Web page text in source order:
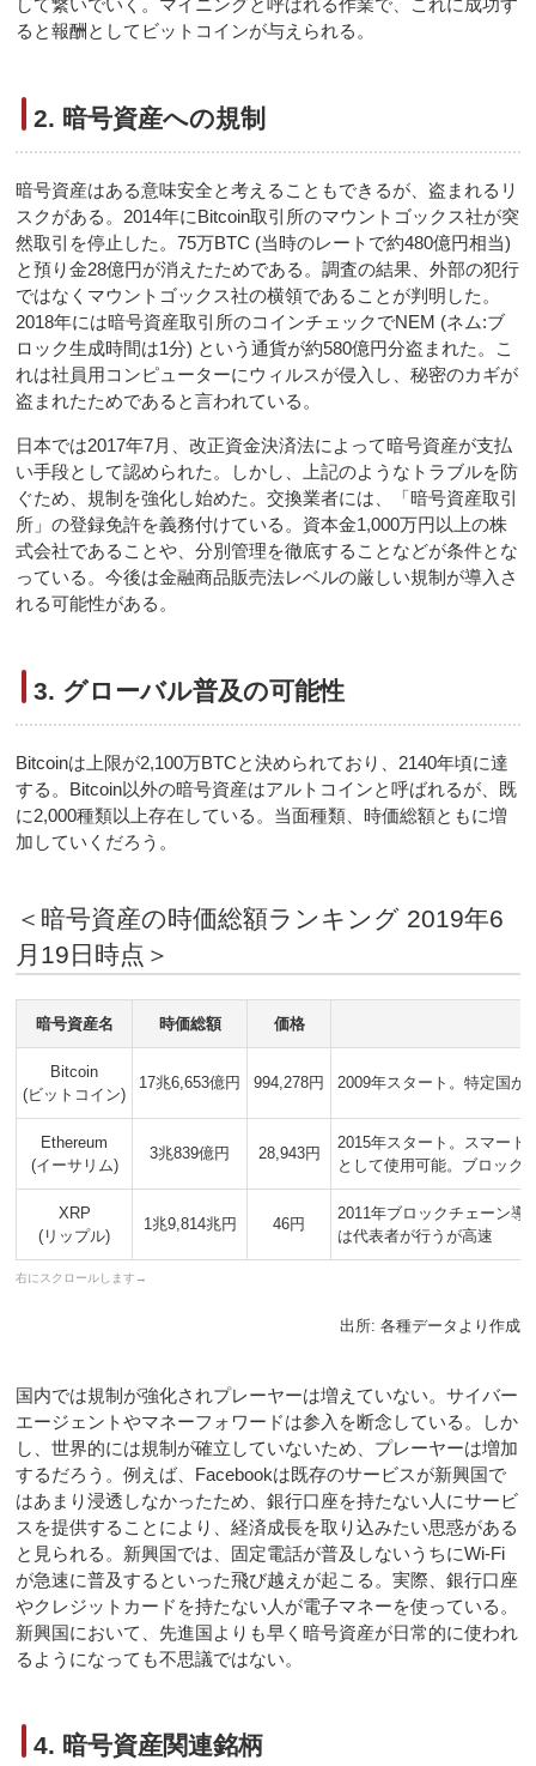
して繋いでいく。マイニングと呼ばれる作業で、これに成功す
ると報酬としてビットコインが与えられる。
2. 暗号資産への規制
暗号資産はある意味安全と考えることもできるが、盗まれるリ
スクがある。2014年にBitcoin取引所のマウントゴックス社が突
然取引を停止した。75万BTC (当時のレートで約480億円相当)
と預り金28億円が消えたためである。調査の結果、外部の犯行
ではなくマウントゴックス社の横領であることが判明した。
2018年には暗号資産取引所のコインチェックでNEM (ネム:ブ
ロック生成時間は1分) という通貨が約580億円分盗まれた。こ
れは社員用コンピューターにウィルスが侵入し、秘密のカギが
盗まれたためであると言われている。
日本では2017年7月、改正資金決済法によって暗号資産が支払
い手段として認められた。しかし、上記のようなトラブルを防
ぐため、規制を強化し始めた。交換業者には、「暗号資産取引
所」の登録免許を義務付けている。資本金1,000万円以上の株
式会社であることや、分別管理を徹底することなどが条件とな
っている。今後は金融商品販売法レベルの厳しい規制が導入さ
れる可能性がある。
3. グローバル普及の可能性
Bitcoinは上限が2,100万BTCと決められており、2140年頃に達
する。Bitcoin以外の暗号資産はアルトコインと呼ばれるが、既
に2,000種類以上存在している。当面種類、時価総額ともに増
加していくだろう。
＜暗号資産の時価総額ランキング 2019年6
月19日時点＞
暗号資産名 時価総額 価格
Bitcoin
(ビットコイン)
17兆6,653億円 994,278円 2009年スタート。特定国が
Ethereum
(イーサリム)
3兆839億円 28,943円
2015年スタート。スマート
として使用可能。ブロック
XRP
(リップル)
1兆9,814兆円 46円
2011年ブロックチェーン導
は代表者が行うが高速
出所: 各種データより作成
国内では規制が強化されプレーヤーは増えていない。サイバー
エージェントやマネーフォワードは参入を断念している。しか
し、世界的には規制が確立していないため、プレーヤーは増加
するだろう。例えば、Facebookは既存のサービスが新興国で
はあまり浸透しなかったため、銀行口座を持たない人にサービ
スを提供することにより、経済成長を取り込みたい思惑がある
と見られる。新興国では、固定電話が普及しないうちにWi-Fi
が急速に普及するといった飛び越えが起こる。実際、銀行口座
やクレジットカードを持たない人が電子マネーを使っている。
新興国において、先進国よりも早く暗号資産が日常的に使われ
るようになっても不思議ではない。
4. 暗号資産関連銘柄